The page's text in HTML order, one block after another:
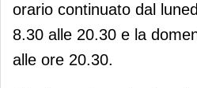
orario continuato dal
8.30 alle 20.30 e la
alle ore 20.30.